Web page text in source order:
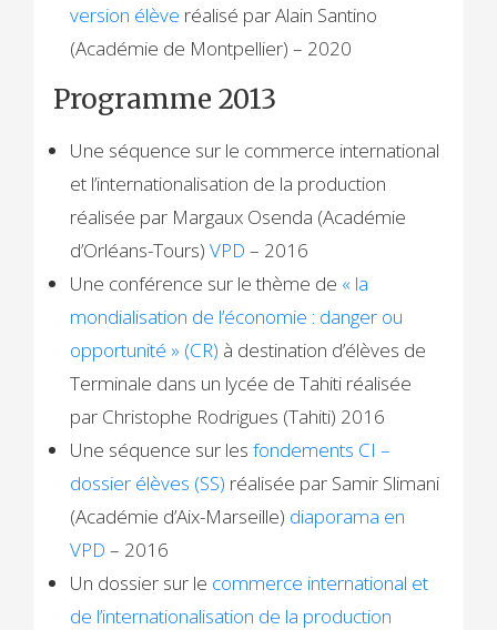
version élève réalisé par Alain Santino
(Académie de Montpellier) – 2020
Programme 2013
Une séquence sur le commerce international
et l’internationalisation de la production
réalisée par Margaux Osenda (Académie
d’Orléans-Tours)VPD – 2016
Une conférence sur le thème de « la
mondialisation de l’économie : danger ou
opportunité » (CR) à destination d’élèves de
Terminale dans un lycée de Tahiti réalisée
par Christophe Rodrigues (Tahiti) 2016
Une séquence sur lesfondements CI –
dossier élèves (SS) réalisée par Samir Slimani
(Académie d’Aix-Marseille) diaporama en
VPD – 2016
Un dossier sur le commerce international et
de l’internationalisation de la production